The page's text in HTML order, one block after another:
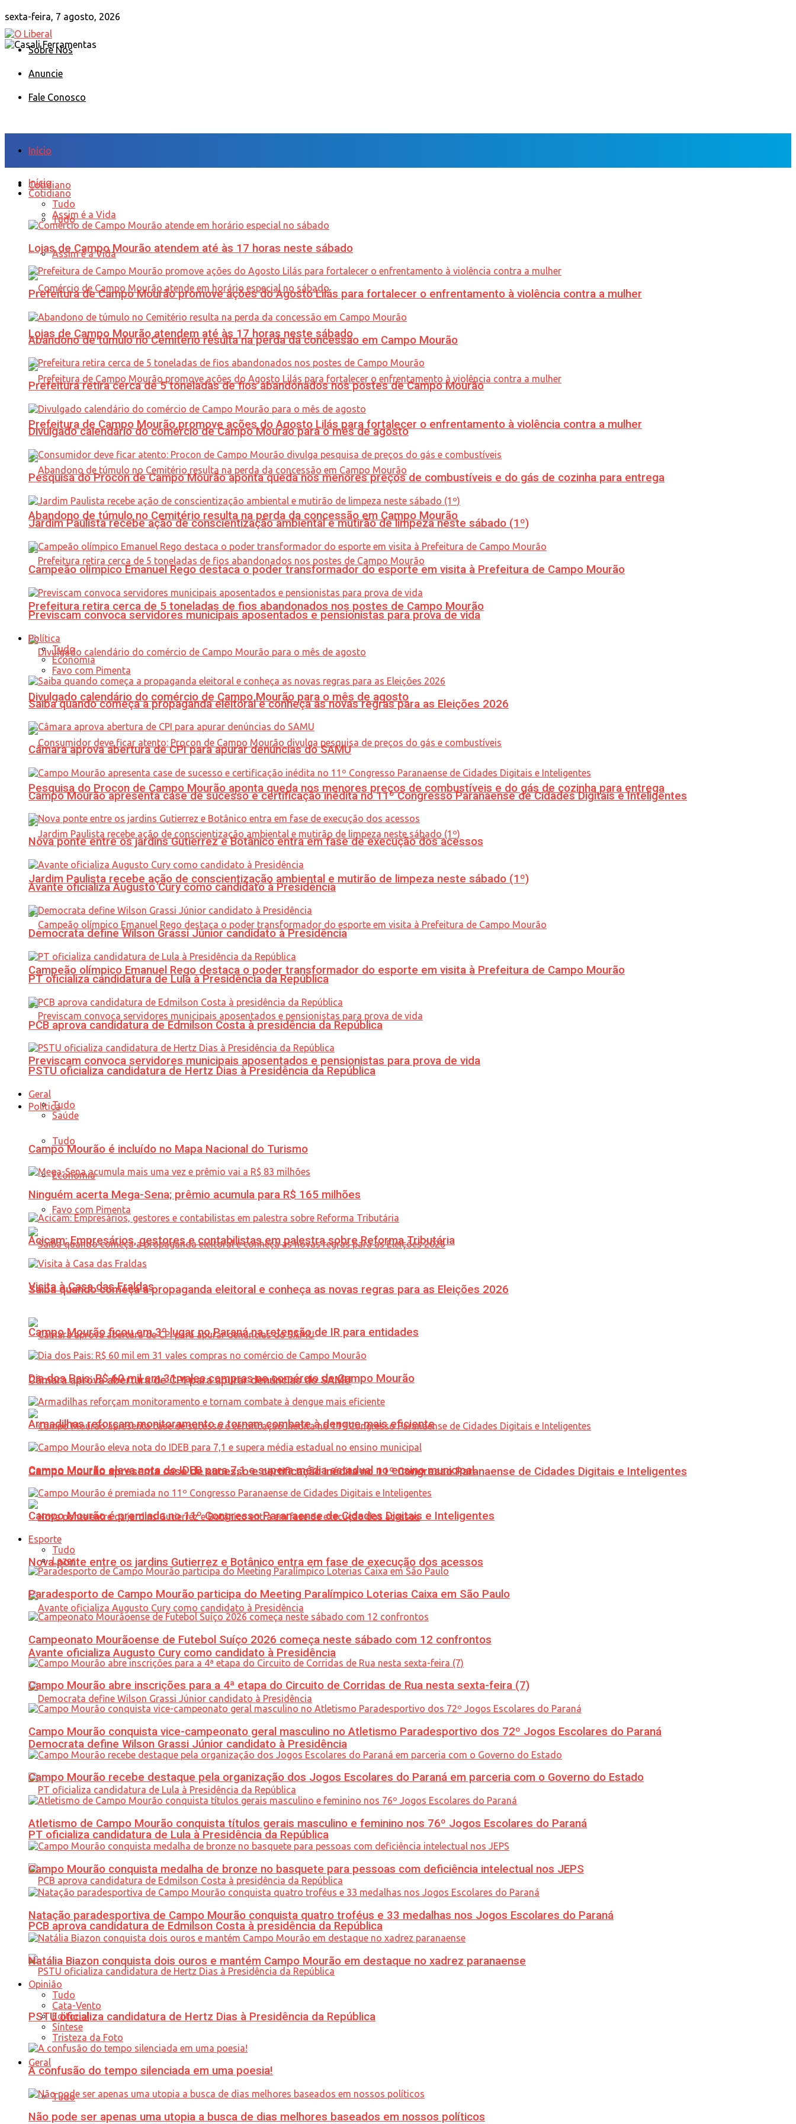
sexta-feira, 7 agosto, 2026
Sobre Nós
Anuncie
Fale Conosco
Início
Cotidiano
Tudo
Assim é a Vida
Lojas de Campo Mourão atendem até às 17 horas neste sábado
Prefeitura de Campo Mourão promove ações do Agosto Lilás para fortalecer o enfrentamento à violência contra a mulher
Abandono de túmulo no Cemitério resulta na perda da concessão em Campo Mourão
Prefeitura retira cerca de 5 toneladas de fios abandonados nos postes de Campo Mourão
Divulgado calendário do comércio de Campo Mourão para o mês de agosto
Pesquisa do Procon de Campo Mourão aponta queda nos menores preços de combustíveis e do gás de cozinha para entrega
Jardim Paulista recebe ação de conscientização ambiental e mutirão de limpeza neste sábado (1º)
Campeão olímpico Emanuel Rego destaca o poder transformador do esporte em visita à Prefeitura de Campo Mourão
Previscam convoca servidores municipais aposentados e pensionistas para prova de vida
Política
Tudo
Economia
Favo com Pimenta
Saiba quando começa a propaganda eleitoral e conheça as novas regras para as Eleições 2026
Câmara aprova abertura de CPI para apurar denúncias do SAMU
Campo Mourão apresenta case de sucesso e certificação inédita no 11º Congresso Paranaense de Cidades Digitais e Inteligentes
Nova ponte entre os jardins Gutierrez e Botânico entra em fase de execução dos acessos
Avante oficializa Augusto Cury como candidato à Presidência
Democrata define Wilson Grassi Júnior candidato à Presidência
PT oficializa candidatura de Lula à Presidência da República
PCB aprova candidatura de Edmilson Costa à presidência da República
PSTU oficializa candidatura de Hertz Dias à Presidência da República
Geral
Tudo
Início
Cotidiano
Tudo
Assim é a Vida
Lojas de Campo Mourão atendem até às 17 horas neste sábado
Prefeitura de Campo Mourão promove ações do Agosto Lilás para fortalecer o enfrentamento à violência contra a mulher
Abandono de túmulo no Cemitério resulta na perda da concessão em Campo Mourão
Prefeitura retira cerca de 5 toneladas de fios abandonados nos postes de Campo Mourão
Divulgado calendário do comércio de Campo Mourão para o mês de agosto
Pesquisa do Procon de Campo Mourão aponta queda nos menores preços de combustíveis e do gás de cozinha para entrega
Jardim Paulista recebe ação de conscientização ambiental e mutirão de limpeza neste sábado (1º)
Campeão olímpico Emanuel Rego destaca o poder transformador do esporte em visita à Prefeitura de Campo Mourão
Previscam convoca servidores municipais aposentados e pensionistas para prova de vida
Política
Tudo
Economia
Favo com Pimenta
Saiba quando começa a propaganda eleitoral e conheça as novas regras para as Eleições 2026
Câmara aprova abertura de CPI para apurar denúncias do SAMU
Campo Mourão apresenta case de sucesso e certificação inédita no 11º Congresso Paranaense de Cidades Digitais e Inteligentes
Nova ponte entre os jardins Gutierrez e Botânico entra em fase de execução dos acessos
Avante oficializa Augusto Cury como candidato à Presidência
Democrata define Wilson Grassi Júnior candidato à Presidência
PT oficializa candidatura de Lula à Presidência da República
PCB aprova candidatura de Edmilson Costa à presidência da República
PSTU oficializa candidatura de Hertz Dias à Presidência da República
Geral
Tudo
Saúde
Campo Mourão é incluído no Mapa Nacional do Turismo
Ninguém acerta Mega-Sena; prêmio acumula para R$ 165 milhões
Acicam: Empresários, gestores e contabilistas em palestra sobre Reforma Tributária
Visita à Casa das Fraldas
Campo Mourão ficou em 3º lugar no Paraná na retenção de IR para entidades
Dia dos Pais: R$ 60 mil em 31 vales compras no comércio de Campo Mourão
Armadilhas reforçam monitoramento e tornam combate à dengue mais eficiente
Campo Mourão eleva nota do IDEB para 7,1 e supera média estadual no ensino municipal
Campo Mourão é premiada no 11º Congresso Paranaense de Cidades Digitais e Inteligentes
Esporte
Tudo
Lazer
Paradesporto de Campo Mourão participa do Meeting Paralímpico Loterias Caixa em São Paulo
Campeonato Mourãoense de Futebol Suíço 2026 começa neste sábado com 12 confrontos
Campo Mourão abre inscrições para a 4ª etapa do Circuito de Corridas de Rua nesta sexta-feira (7)
Campo Mourão conquista vice-campeonato geral masculino no Atletismo Paradesportivo dos 72º Jogos Escolares do Paraná
Campo Mourão recebe destaque pela organização dos Jogos Escolares do Paraná em parceria com o Governo do Estado
Atletismo de Campo Mourão conquista títulos gerais masculino e feminino nos 76º Jogos Escolares do Paraná
Campo Mourão conquista medalha de bronze no basquete para pessoas com deficiência intelectual nos JEPS
Natação paradesportiva de Campo Mourão conquista quatro troféus e 33 medalhas nos Jogos Escolares do Paraná
Natália Biazon conquista dois ouros e mantém Campo Mourão em destaque no xadrez paranaense
Opinião
Tudo
Cata-Vento
Editorial
Síntese
Tristeza da Foto
A confusão do tempo silenciada em uma poesia!
Não pode ser apenas uma utopia a busca de dias melhores baseados em nossos políticos